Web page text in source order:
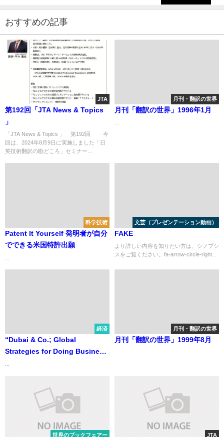
おすすめの記事
JTA
第192回「JTA News & Topics
」
「JTA News & Topics 」 第192回 今
回は、2024年8月9日に実施しました「日
英技術翻訳の勘どころ」セミナー...
月刊・翻訳の世界
月刊「翻訳の世界」1996年1月
科学技術
Patent It Yourself 発明者が自分
でできる米国特許出願
文芸（プレゼンテーション動画）
FAKE
より詳しい内容を知りたい方は、シノプシ
スをご覧ください。fa-arrow-circle-right...
経済
“Dubai & Co.; Global
Strategies for Doing Business
への事業戦略」
月刊・翻訳の世界
月刊「翻訳の世界」1999年8月
世界のブックフェアー JTA